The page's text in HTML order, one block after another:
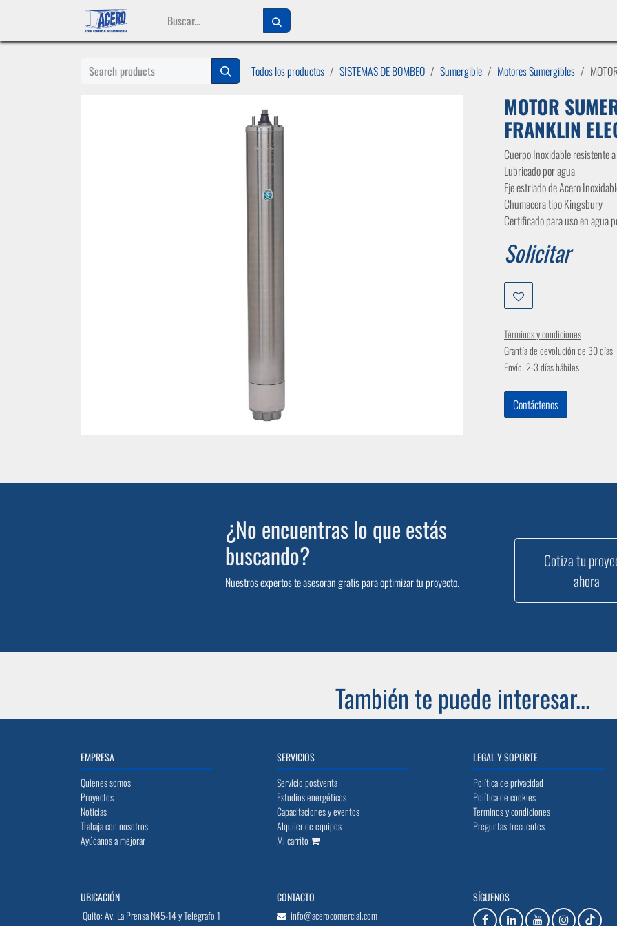
Todos los productos SISTEMAS DE BOMBEO Sumergible Motores Sumergibles
MOTOR
FRANKLIN
Cuerpo Inoxidable resistente
Lubricado por agua
Eje estriado de Acero
Chumacera tipo Kingsbury
Certificado para uso en agua
Solicitar
Términos y condiciones
Grantía de devolución de 30 días
Envío: 2-3 días hábiles
Contáctenos
¿No encuentras lo que estás
buscando?
Nuestros expertos te asesoran gratis para optimizar tu proyecto.
Cotiza tu
ahora
También te puede interesar...
EMPRESA
Quienes somos
Proyectos
Noticias
Trabaja con nosotros
Ayúdanos a mejorar
SERVICIOS
Servicio postventa
Estudios energéticos
Capacitaciones y eventos
Alquiler de equipos
Mi carrito
LEGAL Y SOPORTE
Política de privacidad
Política de cookies
Terminos y condiciones
Preguntas frecuentes
UBICACIÓN
Quito: Av. La Prensa N45-14 y Telégrafo 1
CONTACTO
info@acerocomercial.com
SÍGUENOS